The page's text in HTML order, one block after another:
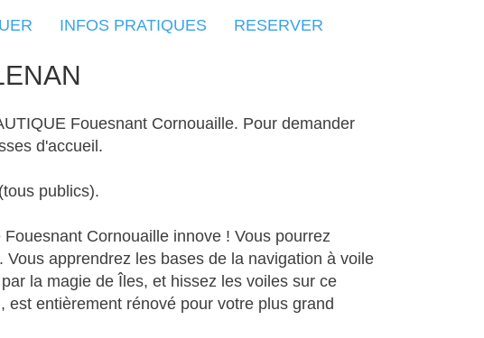
INFOS PRATIQUES RESERVER
Fouesnant Cornouaille. Pour demander
d'accueil.
publics).
Cornouaille innove ! Vous pourrez
Vous apprendrez les bases de la navigation à voile
la magie de Îles, et hissez les voiles sur ce
entièrement rénové pour votre plus grand